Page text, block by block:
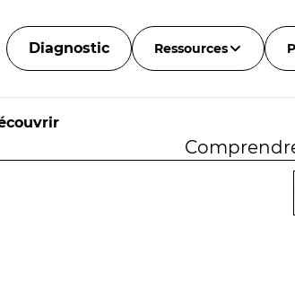
Diagnostic Ressources